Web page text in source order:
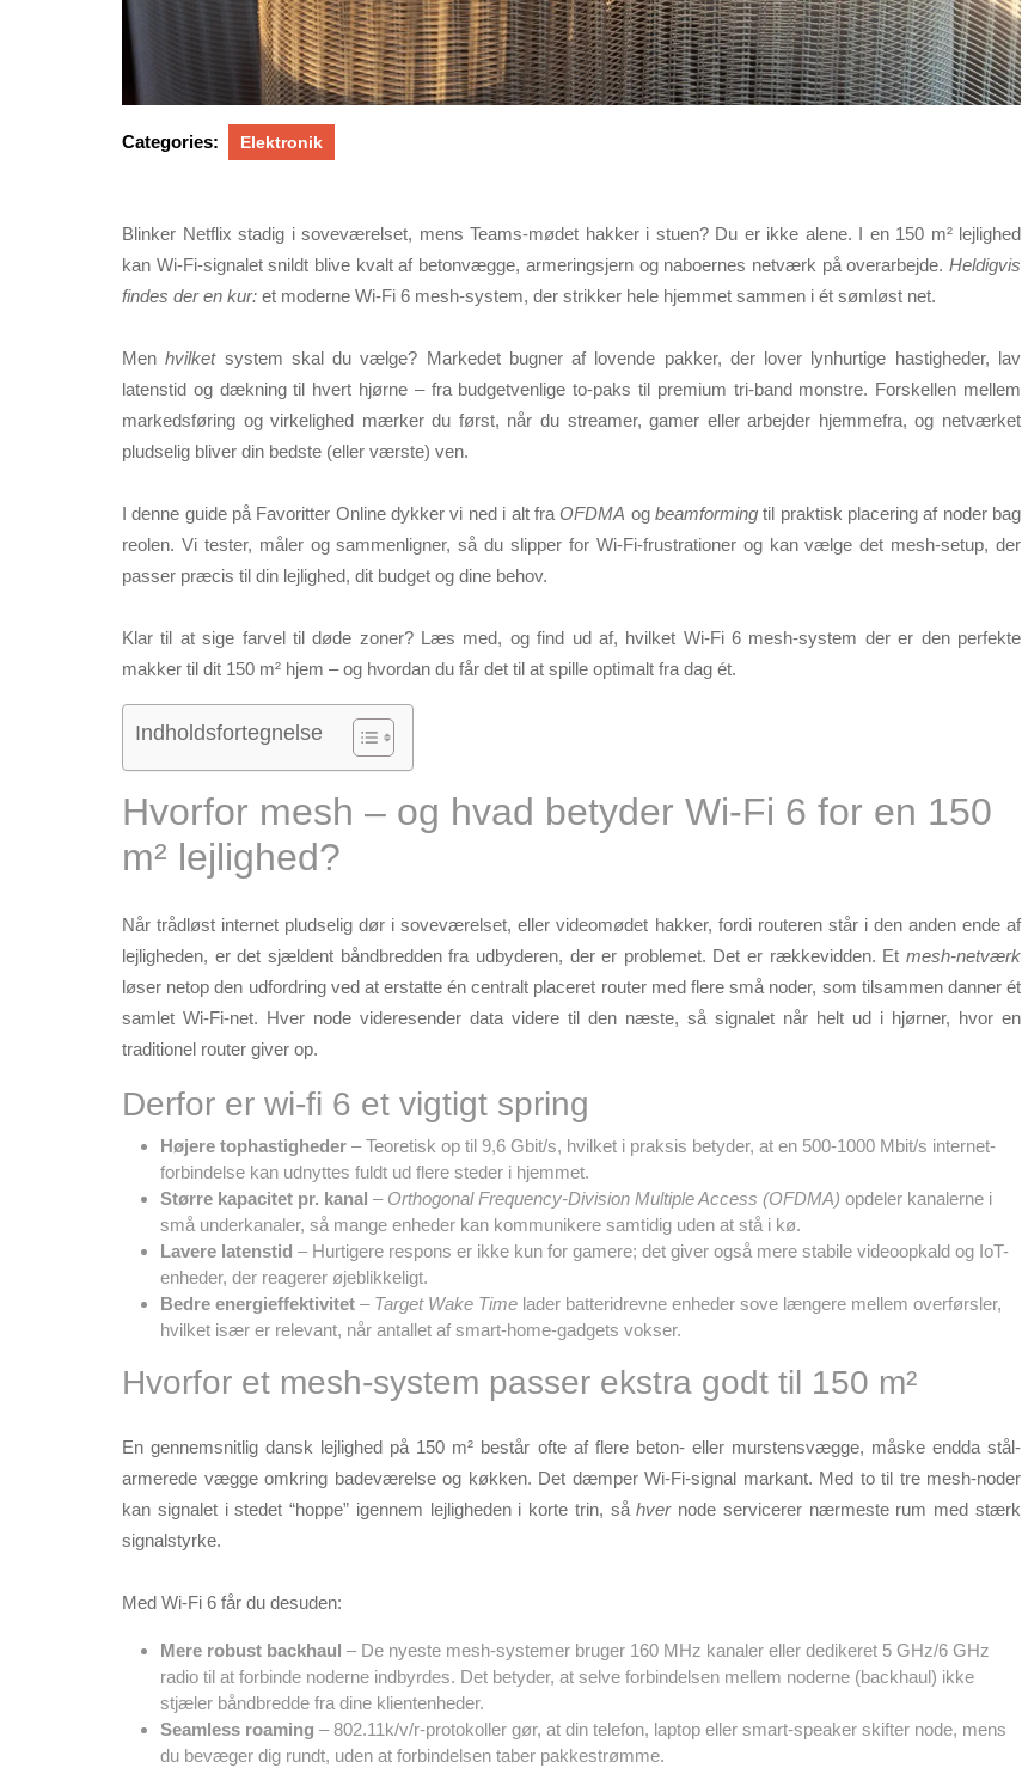
Categories: Elektronik
Blinker Netflix stadig i soveværelset, mens Teams-mødet hakker i stuen?Du er ikke alene. I en 150 m² lejlighed
kan Wi-Fi-signalet snildt blive kvalt af betonvægge, armeringsjern og naboernes netværk på overarbejde. Heldigvis
findes der en kur: et moderne Wi-Fi 6 mesh-system, der strikker hele hjemmet sammen i ét sømløst net.
Menhvilketsystem skal du vælge? Markedet bugner af lovende pakker, der lover lynhurtige hastigheder, lav
latenstid og dækning til hvert hjørne – fra budgetvenlige to-paks til premium tri-band monstre. Forskellen mellem
markedsføring og virkelighed mærker du først, når du streamer, gamer eller arbejder hjemmefra, og netværket
pludselig bliver din bedste (eller værste) ven.
I denne guide på Favoritter Onlinedykker vi ned i alt fraOFDMA og beamformingtil praktisk placering af noder bag
reolen. Vi tester, måler og sammenligner, så du slipper for Wi-Fi-frustrationer og kan vælge det mesh-setup, der
passer præcis til din lejlighed, dit budget og dine behov.
Klar til at sige farvel til døde zoner?Læs med, og find ud af, hvilket Wi-Fi 6 mesh-system der er den perfekte
makker til dit 150 m² hjem – og hvordan du får det til at spille optimalt fra dag ét.
Indholdsfortegnelse
Hvorfor mesh – og hvad betyder Wi‑Fi 6 for en 150
m² lejlighed?
Når trådløst internet pludselig dør i soveværelset, eller video­mødet hakker, fordi routeren står i den anden ende af
lejligheden, er det sjældent båndbredden fra udbyderen, der er problemet. Det er rækkevidden. Etmesh-netværk
løser netop den udfordring ved at erstatte én centralt placeret router med flere små noder, som tilsammen danner ét
samlet Wi-Fi-net. Hver node videresender data videre til den næste, så signalet når helt ud i hjørner, hvor en
traditionel router giver op.
Derfor er wi-fi 6 et vigtigt spring
Højere tophastigheder – Teoretisk op til 9,6 Gbit/s, hvilket i praksis betyder, at en 500-1000 Mbit/s internet­
forbindelse kan udnyttes fuldt ud flere steder i hjemmet.
Større kapacitet pr. kanal – Orthogonal Frequency-Division Multiple Access (OFDMA) opdeler kanalerne i
små underkanaler, så mange enheder kan kommunikere samtidig uden at stå i kø.
Lavere latenstid – Hurtigere respons er ikke kun for gamere; det giver også mere stabile videoopkald og IoT-
enheder, der reagerer øjeblikkeligt.
Bedre energieffektivitet – Target Wake Time lader batteri­drevne enheder sove længere mellem overførsler,
hvilket især er relevant, når antallet af smart-home-gadgets vokser.
Hvorfor et mesh-system passer ekstra godt til 150 m²
En gennemsnitlig dansk lejlighed på 150 m² består ofte af flere beton- eller murstensvægge, måske endda stål­
armerede vægge omkring badeværelse og køkken. Det dæmper Wi-Fi-signal markant. Med to til tre mesh-noder
kan signalet i stedet “hoppe” igennem lejligheden i korte trin, såhvernode servicerer nærmeste rum med stærk
signalstyrke.
Med Wi-Fi 6 får du desuden:
Mere robust backhaul – De nyeste mesh-systemer bruger 160 MHz kanaler eller dedikeret 5 GHz/6 GHz
radio til at forbinde noderne indbyrdes. Det betyder, at selve forbindelsen mellem noderne (backhaul) ikke
stjæler båndbredde fra dine klient­enheder.
Seamless roaming – 802.11k/v/r-protokoller gør, at din telefon, laptop eller smart-speaker skifter node, mens
du bevæger dig rundt, uden at forbindelsen taber pakkestrømme.